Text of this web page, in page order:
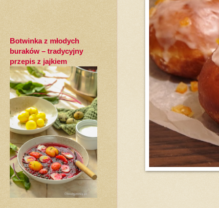
Botwinka z młodych
buraków – tradycyjny
przepis z jajkiem